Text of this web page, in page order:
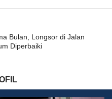
Bulan, Longsor di Jalan
Diperbaiki